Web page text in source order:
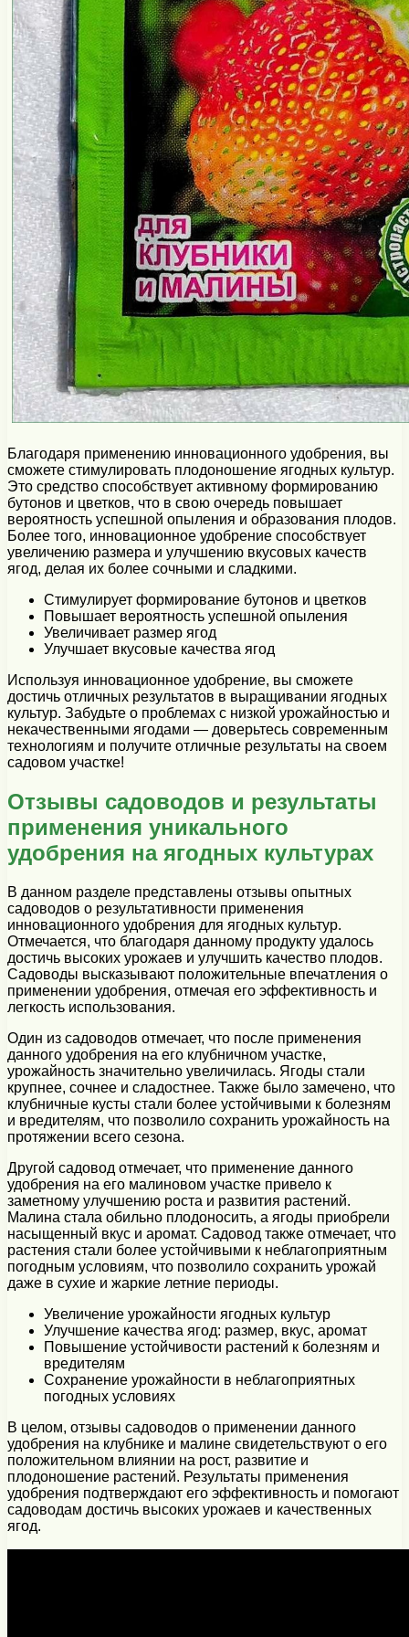
Благодаря применению инновационного удобрения, вы
сможете стимулировать плодоношение ягодных культур.
Это средство способствует активному формированию
бутонов и цветков, что в свою очередь повышает
вероятность успешной опыления и образования плодов.
Более того, инновационное удобрение способствует
увеличению размера и улучшению вкусовых качеств
ягод, делая их более сочными и сладкими.
Стимулирует формирование бутонов и цветков
Повышает вероятность успешной опыления
Увеличивает размер ягод
Улучшает вкусовые качества ягод
Используя инновационное удобрение, вы сможете
достичь отличных результатов в выращивании ягодных
культур. Забудьте о проблемах с низкой урожайностью и
некачественными ягодами — доверьтесь современным
технологиям и получите отличные результаты на своем
садовом участке!
Отзывы садоводов и результаты
применения уникального
удобрения на ягодных культурах
В данном разделе представлены отзывы опытных
садоводов о результативности применения
инновационного удобрения для ягодных культур.
Отмечается, что благодаря данному продукту удалось
достичь высоких урожаев и улучшить качество плодов.
Садоводы высказывают положительные впечатления о
применении удобрения, отмечая его эффективность и
легкость использования.
Один из садоводов отмечает, что после применения
данного удобрения на его клубничном участке,
урожайность значительно увеличилась. Ягоды стали
крупнее, сочнее и сладостнее. Также было замечено, что
клубничные кусты стали более устойчивыми к болезням
и вредителям, что позволило сохранить урожайность на
протяжении всего сезона.
Другой садовод отмечает, что применение данного
удобрения на его малиновом участке привело к
заметному улучшению роста и развития растений.
Малина стала обильно плодоносить, а ягоды приобрели
насыщенный вкус и аромат. Садовод также отмечает, что
растения стали более устойчивыми к неблагоприятным
погодным условиям, что позволило сохранить урожай
даже в сухие и жаркие летние периоды.
Увеличение урожайности ягодных культур
Улучшение качества ягод: размер, вкус, аромат
Повышение устойчивости растений к болезням и
вредителям
Сохранение урожайности в неблагоприятных
погодных условиях
В целом, отзывы садоводов о применении данного
удобрения на клубнике и малине свидетельствуют о его
положительном влиянии на рост, развитие и
плодоношение растений. Результаты применения
удобрения подтверждают его эффективность и помогают
садоводам достичь высоких урожаев и качественных
ягод.